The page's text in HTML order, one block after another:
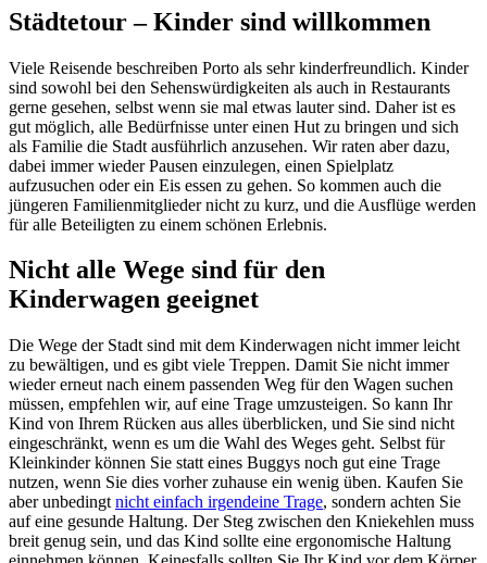
Städtetour – Kinder sind willkommen
Viele Reisende beschreiben Porto als sehr kinderfreundlich. Kinder
sind sowohl bei den Sehenswürdigkeiten als auch in Restaurants
gerne gesehen, selbst wenn sie mal etwas lauter sind. Daher ist es
gut möglich, alle Bedürfnisse unter einen Hut zu bringen und sich
als Familie die Stadt ausführlich anzusehen. Wir raten aber dazu,
dabei immer wieder Pausen einzulegen, einen Spielplatz
aufzusuchen oder ein Eis essen zu gehen. So kommen auch die
jüngeren Familienmitglieder nicht zu kurz, und die Ausflüge werden
für alle Beteiligten zu einem schönen Erlebnis.
Nicht alle Wege sind für den
Kinderwagen geeignet
Die Wege der Stadt sind mit dem Kinderwagen nicht immer leicht
zu bewältigen, und es gibt viele Treppen. Damit Sie nicht immer
wieder erneut nach einem passenden Weg für den Wagen suchen
müssen, empfehlen wir, auf eine Trage umzusteigen. So kann Ihr
Kind von Ihrem Rücken aus alles überblicken, und Sie sind nicht
eingeschränkt, wenn es um die Wahl des Weges geht. Selbst für
Kleinkinder können Sie statt eines Buggys noch gut eine Trage
nutzen, wenn Sie dies vorher zuhause ein wenig üben. Kaufen Sie
aber unbedingt nicht einfach irgendeine Trage, sondern achten Sie
auf eine gesunde Haltung. Der Steg zwischen den Kniekehlen muss
breit genug sein, und das Kind sollte eine ergonomische Haltung